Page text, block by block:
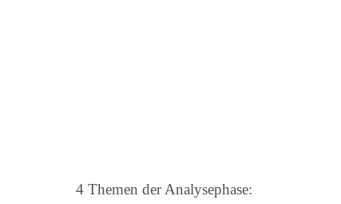
4 Themen der Analysephase: